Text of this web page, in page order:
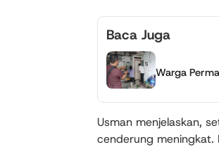
Baca Juga
Warga
Usman menjelaskan,
cenderung meningkat.